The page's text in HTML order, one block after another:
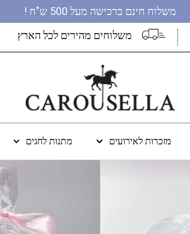
משלוח חינם ברכישה מעל 500 ש"ח !
משלוחים מהירים לכל הארץ
מזכרות לאירועים מתנות לחגים